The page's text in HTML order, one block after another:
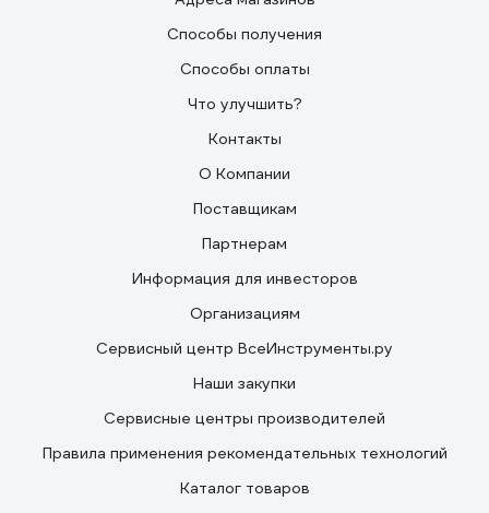
Способы получения
Способы оплаты
Что улучшить?
Контакты
О Компании
Поставщикам
Партнерам
Информация для инвесторов
Организациям
Сервисный центр ВсеИнструменты.ру
Наши закупки
Сервисные центры производителей
Правила применения рекомендательных технологий
Каталог товаров